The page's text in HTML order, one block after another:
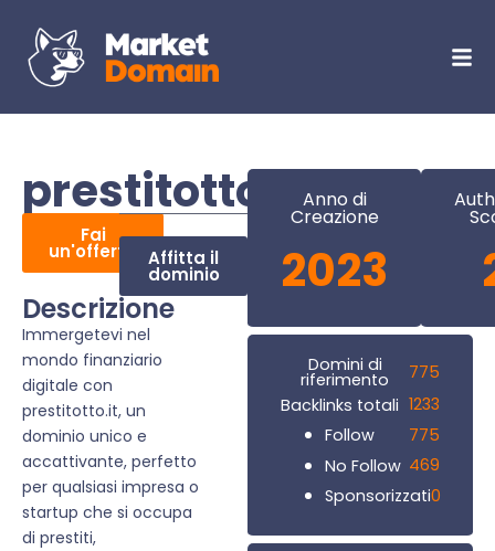
prestitotto.it
Fai
un'offerta Affitta il
dominio
Descrizione
Immergetevi nel
mondo finanziario
digitale con
prestitotto.it, un
dominio unico e
accattivante, perfetto
per qualsiasi impresa o
startup che si occupa
di prestiti,
Anno di
Creazione
2023
Domini di
riferimento
775
Backlinks totali 1233
Follow
775
No Follow 469
Sponsorizzati0